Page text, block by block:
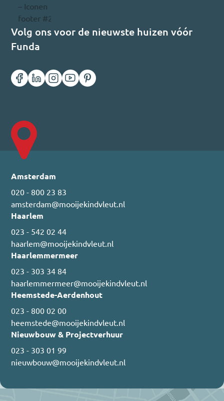
Volg ons voor de nieuwste huizen vóór
Funda
Amsterdam
020 - 800 23 83
amsterdam@mooijekindvleut.nl
Haarlem
023 - 542 02 44
haarlem@mooijekindvleut.nl
Haarlemmermeer
023 - 303 34 84
haarlemmermeer@mooijekindvleut.nl
Heemstede-Aerdenhout
023 - 800 02 00
heemstede@mooijekindvleut.nl
Nieuwbouw & Projectverhuur
023 - 303 01 99
nieuwbouw@mooijekindvleut.nl